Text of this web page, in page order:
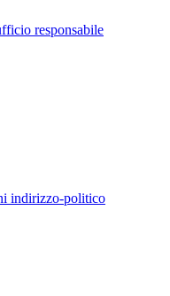
responsabile
indirizzo-politico